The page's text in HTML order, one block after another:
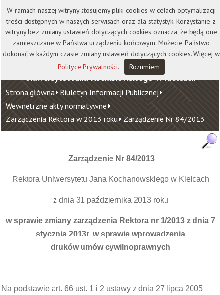
Kontakt Biblioteka
Wydawnictwo
Wirtualna Uczelnia
Uniwersytet Jana Kochanowskiego w Kielcach
Strona główna Biuletyn Informacji Publicznej
Wewnętrzne akty normatywne
Zarządzenia Rektora w 2013 roku Zarządzenie Nr 84/2013
Zarządzenie Nr 84/2013
Rektora Uniwersytetu Jana Kochanowskiego w Kielcach
z dnia 31 października 2013 roku
w sprawie zmiany zarządzenia Rektora nr 1/2013 z dnia 7
stycznia 2013r. w sprawie wprowadzenia
druków umów cywilnoprawnych
Na podstawie art. 66 ust. 1 i 2 ustawy z dnia 27 lipca 2005
W ramach naszej witryny stosujemy pliki cookies w celach optymalizacji
treści dostępnych w naszych serwisach oraz dla statystyk. Korzystanie z
witryny bez zmiany ustawień dotyczących cookies oznacza, że będą one
zamieszczane w Państwa urządzeniu końcowym. Możecie Państwo
dokonać w każdym czasie zmiany ustawień dotyczących cookies. Więcej w
Polityce Prywatności. Rozumiem